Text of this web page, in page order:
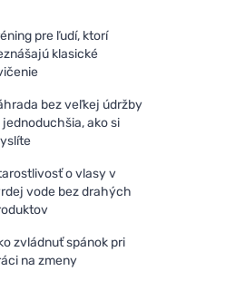
pre ľudí, ktorí
klasické
bez veľkej údržby
jednoduchšia, ako si
o vlasy v
vode bez drahých
zvládnuť spánok pri
na zmeny